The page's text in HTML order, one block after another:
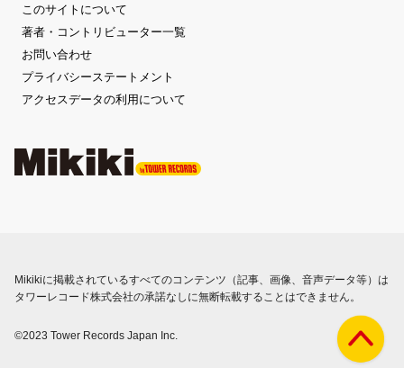
このサイトについて
著者・コントリビューター一覧
お問い合わせ
プライバシーステートメント
アクセスデータの利用について
Mikikiに掲載されているすべてのコンテンツ（記事、画像、音声データ等）は
タワーレコード株式会社の承諾なしに無断転載することはできません。
©2023 Tower Records Japan Inc.